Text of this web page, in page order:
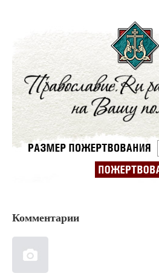
Комментарии